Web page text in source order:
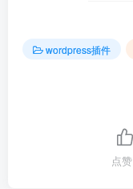
wordpress插件
点赞